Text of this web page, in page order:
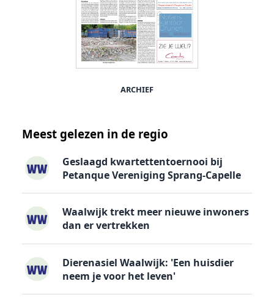
ARCHIEF
Meest gelezen in de regio
Geslaagd kwartettentoernooi bij
Petanque Vereniging Sprang-Capelle
Waalwijk trekt meer nieuwe inwoners
dan er vertrekken
Dierenasiel Waalwijk: 'Een huisdier
neem je voor het leven'